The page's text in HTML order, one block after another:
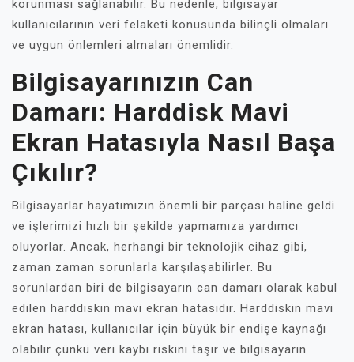
korunması sağlanabilir. Bu nedenle, bilgisayar
kullanıcılarının veri felaketi konusunda bilinçli olmaları
ve uygun önlemleri almaları önemlidir.
Bilgisayarınızın Can
Damarı: Harddisk Mavi
Ekran Hatasıyla Nasıl Başa
Çıkılır?
Bilgisayarlar hayatımızın önemli bir parçası haline geldi
ve işlerimizi hızlı bir şekilde yapmamıza yardımcı
oluyorlar. Ancak, herhangi bir teknolojik cihaz gibi,
zaman zaman sorunlarla karşılaşabilirler. Bu
sorunlardan biri de bilgisayarın can damarı olarak kabul
edilen harddiskin mavi ekran hatasıdır. Harddiskin mavi
ekran hatası, kullanıcılar için büyük bir endişe kaynağı
olabilir çünkü veri kaybı riskini taşır ve bilgisayarın